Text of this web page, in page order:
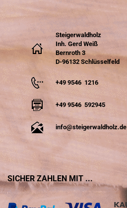
Steigerwaldholz
Inh. Gerd Weiß
Bernroth 3
D-96132 Schlüsselfeld
+49 9546 1216
+49 9546 592945
info@steigerwaldholz.de
SICHER ZAHLEN MIT ...